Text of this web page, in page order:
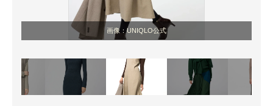
画像：UNIQLO公式